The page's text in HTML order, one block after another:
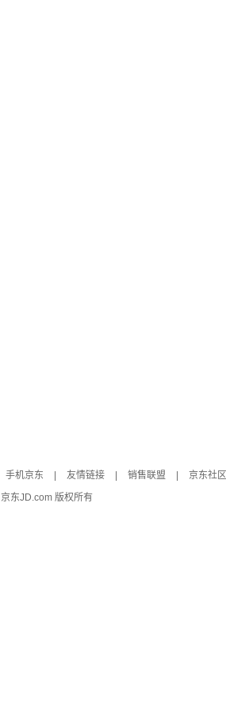
手机京东 友情链接 销售联盟 京东社区
京东JD.com 版权所有